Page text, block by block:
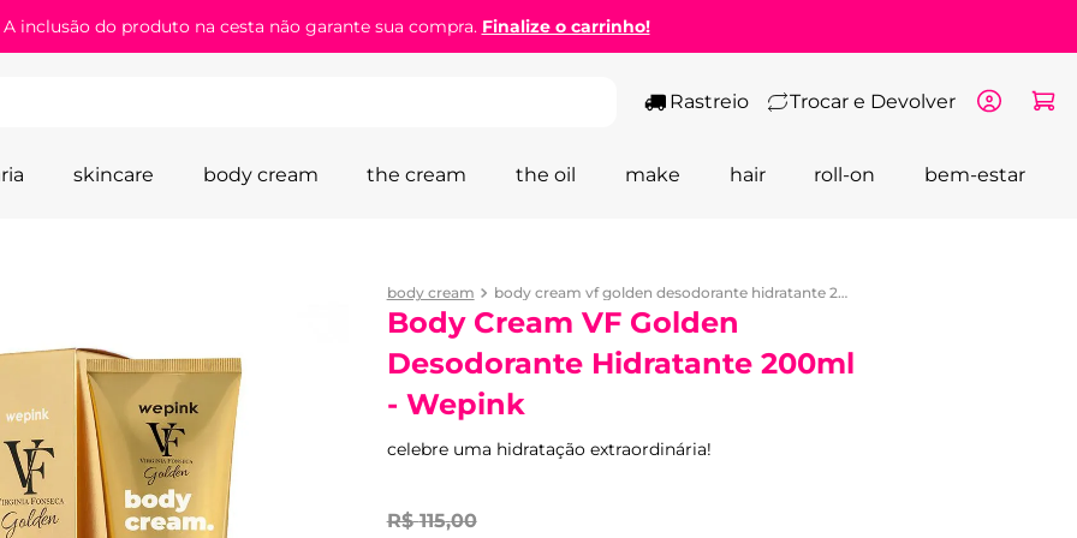
inclusão do produto na cesta não garante sua compra. Finalize o carrinho!
Rastreio Trocar e Devolver
skincare body cream the cream the oil make hair roll-on bem-estar
body cream body cream vf golden desodorante hidratante 200ml - wepink
Body Cream VF Golden
Desodorante Hidratante 200ml
- Wepink
celebre uma hidratação extraordinária!
R$ 115,00